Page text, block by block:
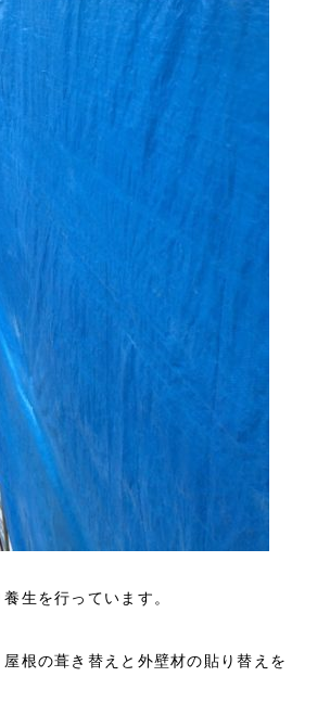
生を行っています。
根の葺き替えと外壁材の貼り替えを